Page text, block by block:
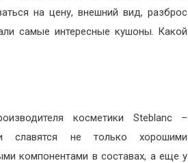
на цену, внешний вид, разброс
самые интересные кушоны. Какой
косметики Steblanc –
славятся не только хорошими
компонентами в составах, а еще у